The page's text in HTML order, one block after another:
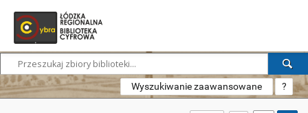
Wyszukiwanie zaawansowane ?